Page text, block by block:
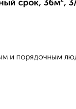
срок, 36м²,
и порядочным